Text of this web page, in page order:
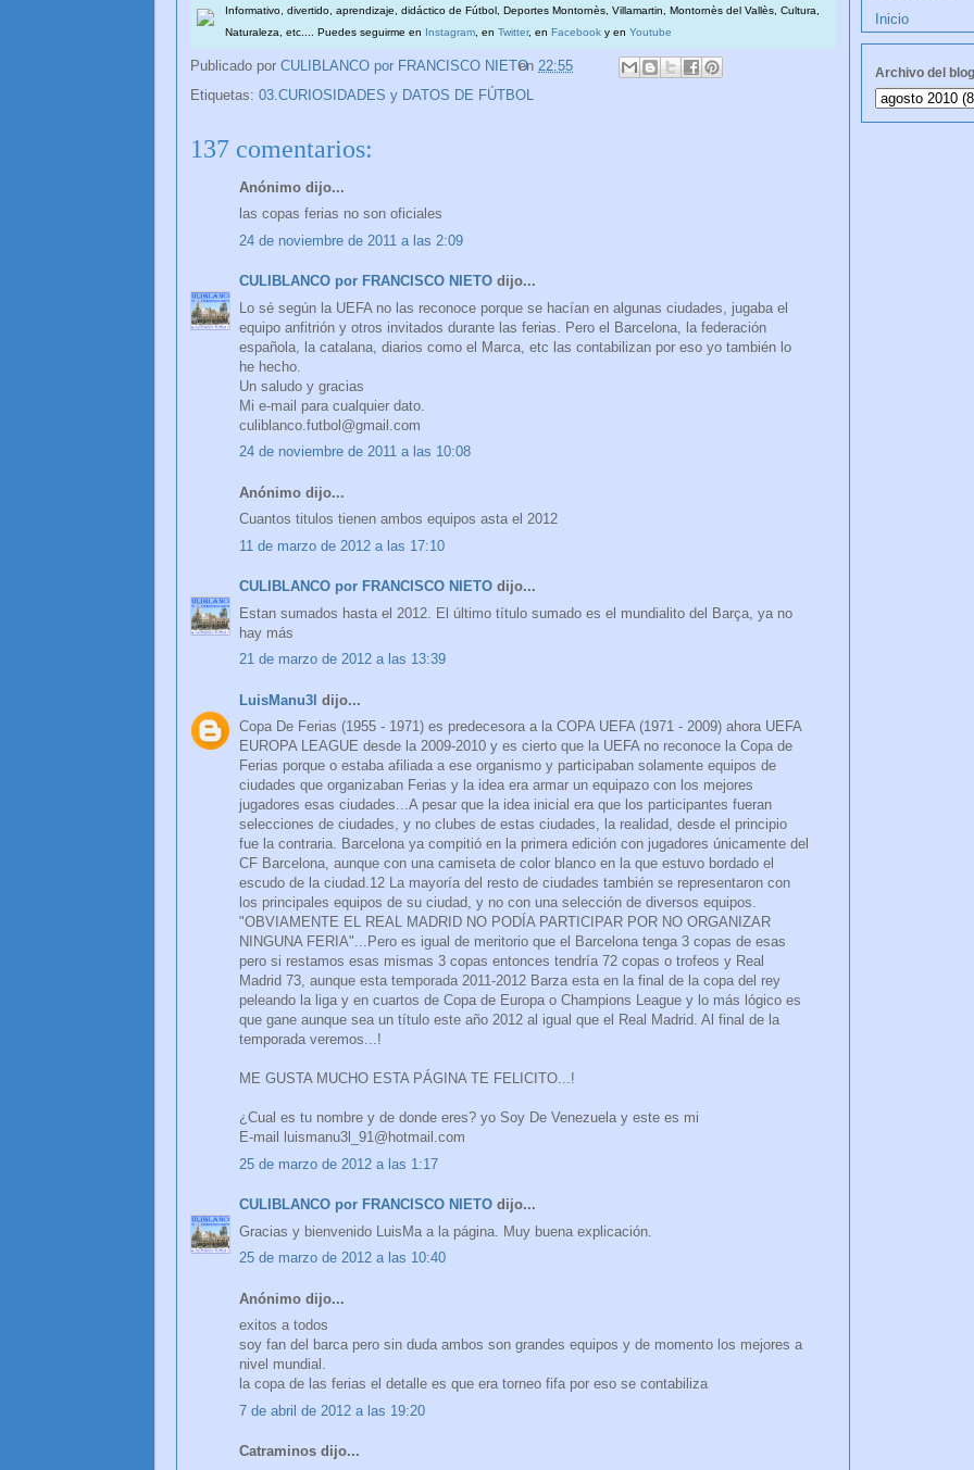
Informativo, divertido, aprendizaje, didáctico de Fútbol, Deportes Montornès, Villamartin, Montornès del Vallès, Cultura,
Naturaleza, etc.... Puedes seguirme en
Instagram, en Twitter, en Facebook y en Youtube
Publicado por CULIBLANCO por FRANCISCO NIETO
en 22:55
Etiquetas: 03.CURIOSIDADES y DATOS DE FÚTBOL
137 comentarios:
Anónimo dijo...
las copas ferias no son oficiales
24 de noviembre de 2011 a las 2:09
CULIBLANCO por FRANCISCO NIETO dijo...
Lo sé según la UEFA no las reconoce porque se hacían en algunas ciudades, jugaba el
equipo anfitrión y otros invitados durante las ferias. Pero el Barcelona, la federación
española, la catalana, diarios como el Marca, etc las contabilizan por eso yo también lo
he hecho.
Un saludo y gracias
Mi e-mail para cualquier dato.
culiblanco.futbol@gmail.com
24 de noviembre de 2011 a las 10:08
Anónimo dijo...
Cuantos titulos tienen ambos equipos asta el 2012
11 de marzo de 2012 a las 17:10
CULIBLANCO por FRANCISCO NIETO dijo...
Estan sumados hasta el 2012. El último título sumado es el mundialito del Barça, ya no
hay más
21 de marzo de 2012 a las 13:39
LuisManu3l dijo...
Copa De Ferias (1955 - 1971) es predecesora a la COPA UEFA (1971 - 2009) ahora UEFA
EUROPA LEAGUE desde la 2009-2010 y es cierto que la UEFA no reconoce la Copa de
Ferias porque o estaba afiliada a ese organismo y participaban solamente equipos de
ciudades que organizaban Ferias y la idea era armar un equipazo con los mejores
jugadores esas ciudades...A pesar que la idea inicial era que los participantes fueran
selecciones de ciudades, y no clubes de estas ciudades, la realidad, desde el principio
fue la contraria. Barcelona ya compitió en la primera edición con jugadores únicamente del
CF Barcelona, aunque con una camiseta de color blanco en la que estuvo bordado el
escudo de la ciudad.12 La mayoría del resto de ciudades también se representaron con
los principales equipos de su ciudad, y no con una selección de diversos equipos.
"OBVIAMENTE EL REAL MADRID NO PODÍA PARTICIPAR POR NO ORGANIZAR
NINGUNA FERIA"...Pero es igual de meritorio que el Barcelona tenga 3 copas de esas
pero si restamos esas mismas 3 copas entonces tendría 72 copas o trofeos y Real
Madrid 73, aunque esta temporada 2011-2012 Barza esta en la final de la copa del rey
peleando la liga y en cuartos de Copa de Europa o Champions League y lo más lógico es
que gane aunque sea un título este año 2012 al igual que el Real Madrid. Al final de la
temporada veremos...!
ME GUSTA MUCHO ESTA PÁGINA TE FELICITO...!
¿Cual es tu nombre y de donde eres? yo Soy De Venezuela y este es mi
E-mail luismanu3l_91@hotmail.com
25 de marzo de 2012 a las 1:17
CULIBLANCO por FRANCISCO NIETO dijo...
Gracias y bienvenido LuisMa a la página. Muy buena explicación.
25 de marzo de 2012 a las 10:40
Anónimo dijo...
exitos a todos
soy fan del barca pero sin duda ambos son grandes equipos y de momento los mejores a
nivel mundial.
la copa de las ferias el detalle es que era torneo fifa por eso se contabiliza
7 de abril de 2012 a las 19:20
Catraminos dijo...
Inicio
Archivo del blog